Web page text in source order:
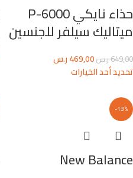
حذاء نايكي P-6000
ميتاليك سيلفر للجنسين
649,00ر.س469,00ر.س
تحديد أحد الخيارات
-13%
New Balance